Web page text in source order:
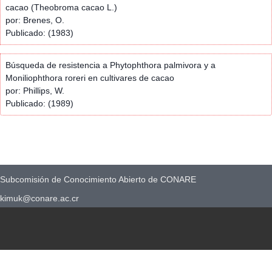
cacao (Theobroma cacao L.)
por: Brenes, O.
Publicado: (1983)
Búsqueda de resistencia a Phytophthora palmivora y a
Moniliophthora roreri en cultivares de cacao
por: Phillips, W.
Publicado: (1989)
Subcomisión de Conocimiento Abierto de CONARE
kimuk@conare.ac.cr